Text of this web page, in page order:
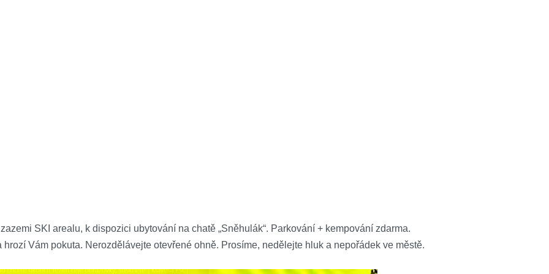
SKI arealu, k dispozici ubytování na chatě „Sněhulák“. Parkování + kempování zdarma.
Vám pokuta. Nerozdělávejte otevřené ohně. Prosíme, nedělejte hluk a nepořádek ve městě.